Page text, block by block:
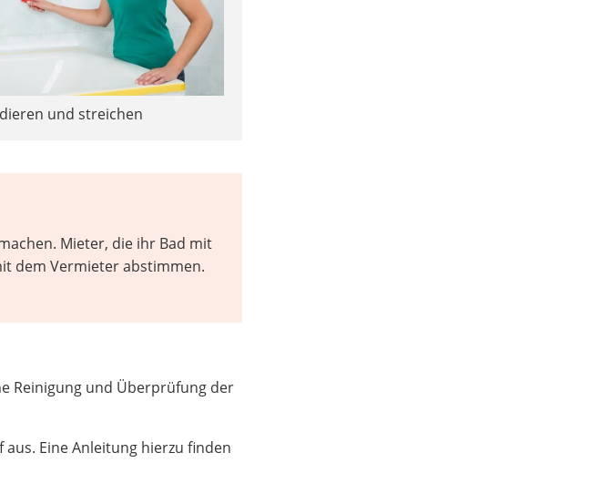
und streichen
Mieter, die ihr Bad mit
dem Vermieter abstimmen.
Reinigung und Überprüfung der
aus. Eine Anleitung hierzu finden